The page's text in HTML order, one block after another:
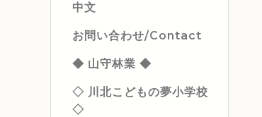
中文
お問い合わせ/Contact
◆ 山守林業 ◆
◇ 川北こどもの夢小学校
◇